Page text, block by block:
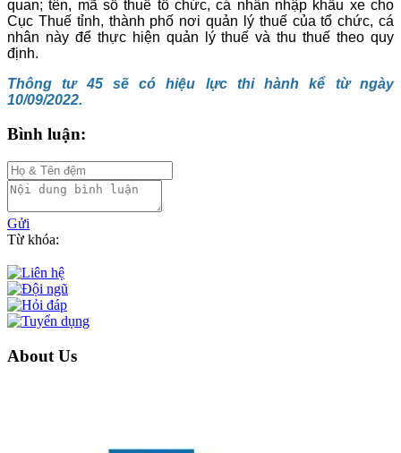
quan; tên, mã số thuế tổ chức, cá nhân nhập khẩu xe cho
Cục Thuế tỉnh, thành phố nơi quản lý thuế của tổ chức, cá
nhân này để thực hiện quản lý thuế và thu thuế theo quy
định.
Thông tư 45 sẽ có hiệu lực thi hành kể từ ngày
10/09/2022.
Bình luận:
Gửi
Từ khóa:
About Us